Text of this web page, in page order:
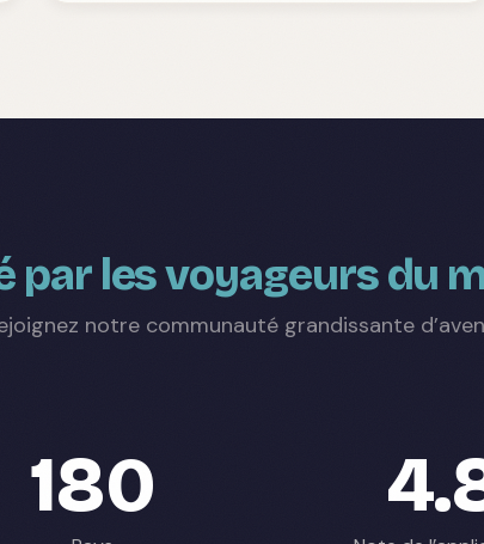
par les voyageurs du
notre communauté grandissante
180